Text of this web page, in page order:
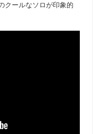
クールなソロが印象的